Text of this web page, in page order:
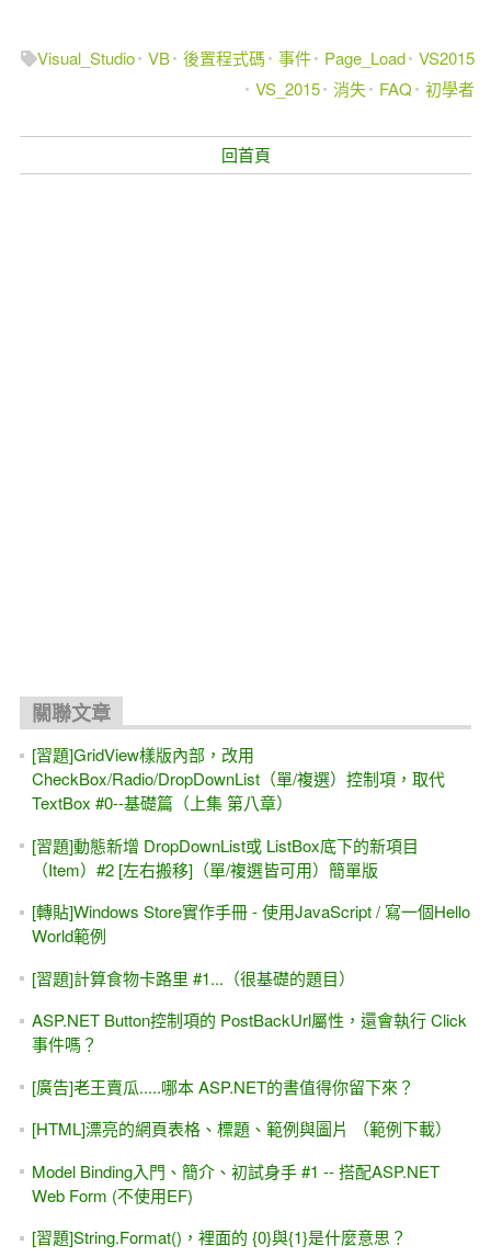
Visual_Studio VB 後置程式碼 事件 Page_Load VS2015
VS_2015 消失 FAQ 初學者
回首頁
關聯文章
[習題]GridView樣版內部，改用
CheckBox/Radio/DropDownList（單/複選）控制項，取代
TextBox #0--基礎篇（上集 第八章）
[習題]動態新增 DropDownList或 ListBox底下的新項目
（Item）#2 [左右搬移]（單/複選皆可用）簡單版
[轉貼]Windows Store實作手冊 - 使用JavaScript / 寫一個Hello
World範例
[習題]計算食物卡路里 #1...（很基礎的題目）
ASP.NET Button控制項的 PostBackUrl屬性，還會執行 Click
事件嗎？
[廣告]老王賣瓜.....哪本 ASP.NET的書值得你留下來？
[HTML]漂亮的網頁表格、標題、範例與圖片 （範例下載）
Model Binding入門、簡介、初試身手 #1 -- 搭配ASP.NET
Web Form (不使用EF)
[習題]String.Format()，裡面的 {0}與{1}是什麼意思？